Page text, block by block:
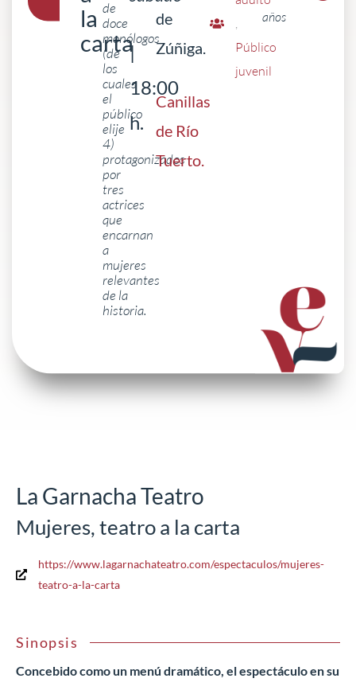
la
carta
de
doce
monólogos
(de
los
cuales
el
público
elije
4)
protagonizados
por
tres
actrices
que
encarnan
a
mujeres
relevantes
de la
historia.
|
18:00
h.
de
Zúñiga.
Canillas
de Río
Tuerto.
,
Público
juvenil
años
La Garnacha Teatro
Mujeres, teatro a la carta
https://www.lagarnachateatro.com/espectaculos/mujeres-
teatro-a-la-carta
Sinopsis
Concebido como un menú dramático, el espectáculo en su